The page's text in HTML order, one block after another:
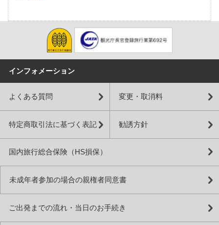
インフォメーション
よくある質問 変更・取消料
特定商取引法に基づく表記 勧誘方針
国内旅行総合保険（HS損保）
未成年者参加の場合の親権者同意書
ご出発までの流れ・当日のお手続き